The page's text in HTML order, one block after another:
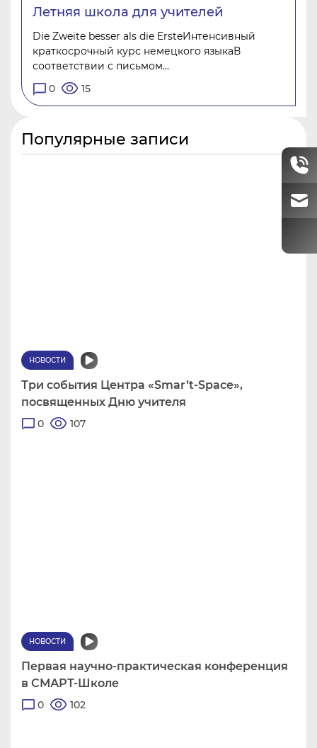
Летняя школа для учителей
Die Zweite besser als die ErsteИнтенсивный
краткосрочный курс немецкого языкаВ
соответствии с письмом...
0
15
Популярные записи
НОВОСТИ
Три события Центра «Smar’t-Space»,
посвященных Дню учителя
0 107
НОВОСТИ
Первая научно-практическая конференция
в СМАРТ-Школе
0 102